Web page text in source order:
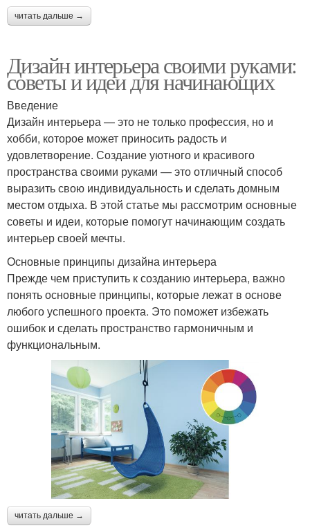
читать дальше →
Дизайн интерьера своими руками:
советы и идеи для начинающих
Введение
Дизайн интерьера — это не только профессия, но и
хобби, которое может приносить радость и
удовлетворение. Создание уютного и красивого
пространства своими руками — это отличный способ
выразить свою индивидуальность и сделать домным
местом отдыха. В этой статье мы рассмотрим основные
советы и идеи, которые помогут начинающим создать
интерьер своей мечты.
Основные принципы дизайна интерьера
Прежде чем приступить к созданию интерьера, важно
понять основные принципы, которые лежат в основе
любого успешного проекта. Это поможет избежать
ошибок и сделать пространство гармоничным и
функциональным.
читать дальше →